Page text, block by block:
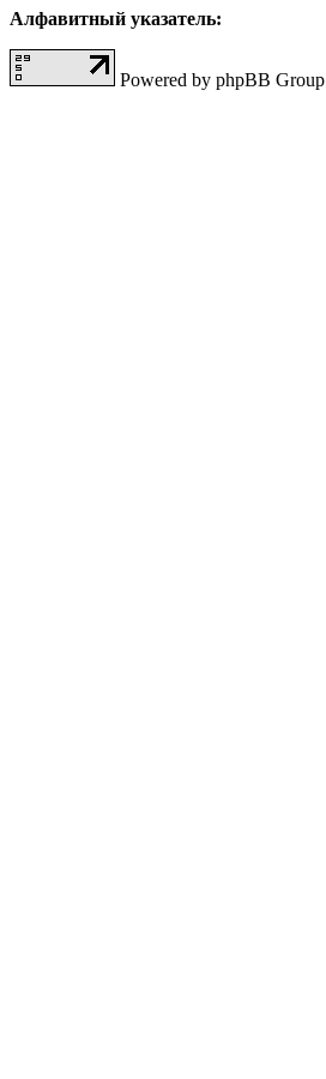
Алфавитный указатель:
Powered by phpBB Group